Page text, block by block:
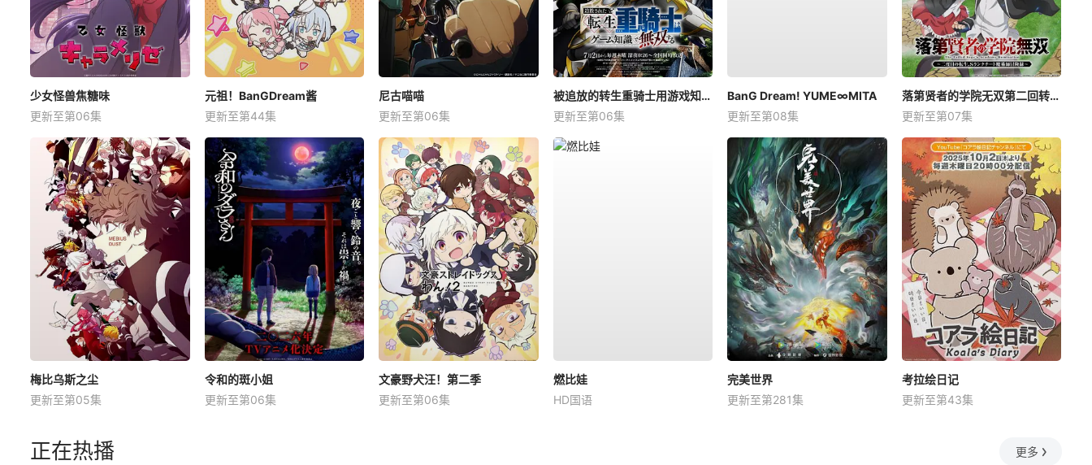
少女怪兽焦糖味
更新至第06集
元祖！BanGDream酱
更新至第44集
尼古喵喵
更新至第06集
被追放的转生重骑士用游戏知识开无双
更新至第06集
BanG Dream! YUME∞MITA
更新至第08集
落第贤者的学院无双第二回转生，S等级作弊魔术师冒险记
更新至第07集
梅比乌斯之尘
更新至第05集
令和的斑小姐
更新至第06集
文豪野犬汪！第二季
更新至第06集
燃比娃
HD国语
完美世界
更新至第281集
考拉绘日记
更新至第43集
正在热播 更多